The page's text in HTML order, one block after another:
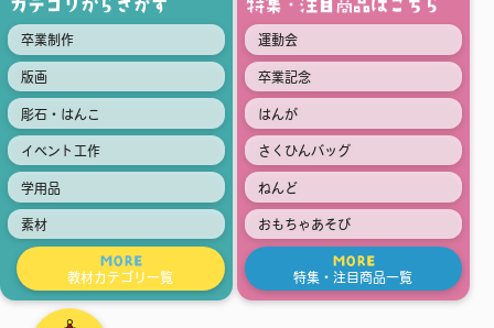
卒業制作
版画
彫石・はんこ
イベント工作
学用品
素材
MORE
教材カテゴリ一覧
運動会
卒業記念
はんが
さくひんバッグ
ねんど
おもちゃあそび
MORE
特集・注目商品一覧